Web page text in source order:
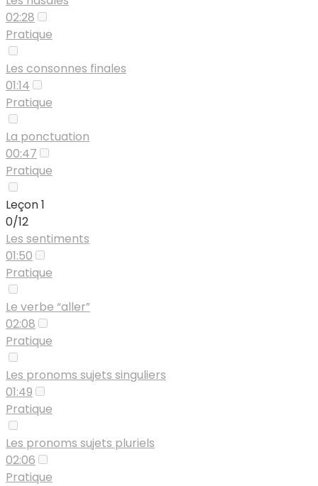
02:28
Pratique
Les consonnes finales
01:14
Pratique
La ponctuation
00:47
Pratique
Leçon 1
0/12
Les sentiments
01:50
Pratique
Le verbe “aller”
02:08
Pratique
Les pronoms sujets singuliers
01:49
Pratique
Les pronoms sujets pluriels
02:06
Pratique